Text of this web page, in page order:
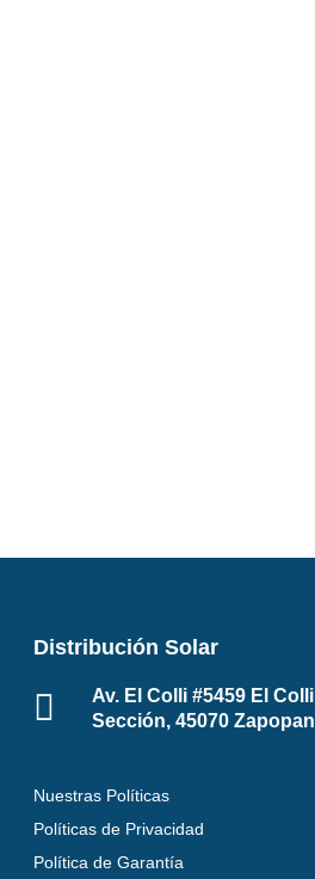
Distribución Solar
Av. El Colli #5459 El
Sección, 45070
Nuestras Políticas
Políticas de Privacidad
Política de Garantía